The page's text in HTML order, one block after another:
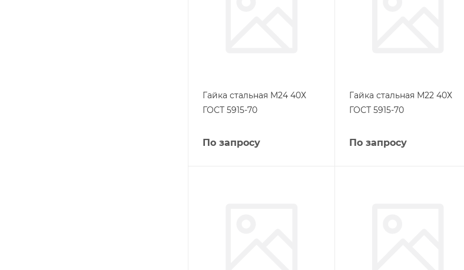
Гайка стальная М24 40Х
ГОСТ 5915-70
По запросу
Гайка стальная М22 40Х
ГОСТ 5915-70
По запросу